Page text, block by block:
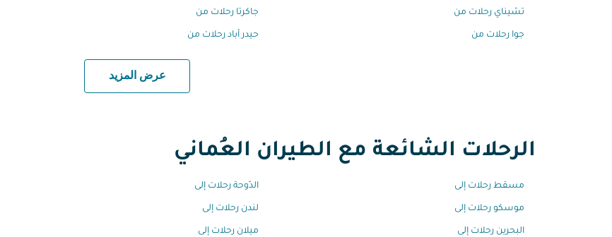
تشيناي رحلات من جاكرتا رحلات من
جوا رحلات من حيدر أباد رحلات من
عرض المزيد
الرحلات الشائعة مع الطيران العُماني
مسقط رحلات إلى الدّوحة رحلات إلى
موسكو رحلات إلى لندن رحلات إلى
البحرين رحلات إلى ميلان رحلات إلى